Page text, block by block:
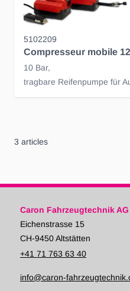
5102209
Compresseur mobile
10 Bar,
tragbare Reifenpumpe für
3 articles
Caron Fahrzeugtechnik AG
Eichenstrasse 15
CH-9450 Altstätten
+41 71 763 63 40
info@caron-